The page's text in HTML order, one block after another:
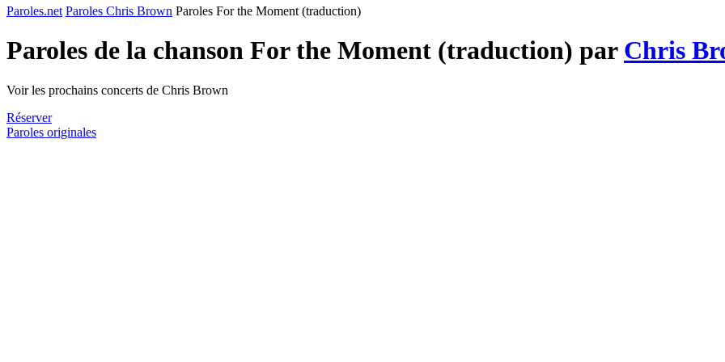
Paroles.net Paroles Chris Brown Paroles For the Moment (traduction)
Paroles de la chanson For the Moment (traduction) par Chris
Voir les prochains concerts de Chris Brown
Réserver
Paroles originales